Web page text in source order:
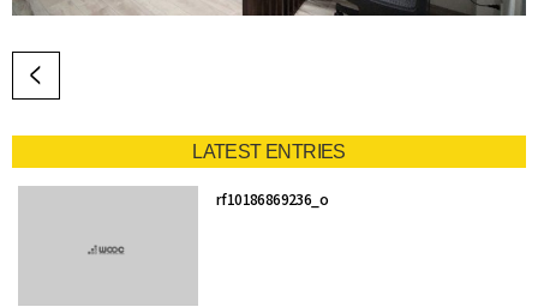
LATEST ENTRIES
rf10186869236_o